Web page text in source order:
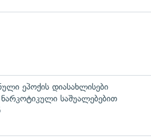
ეპოქის დიასახლისები
ნარკოტიკული საშუალებებით